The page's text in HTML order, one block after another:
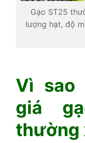
Gạo ST25
lượng hạt, độ
Vì sao
giá
thường